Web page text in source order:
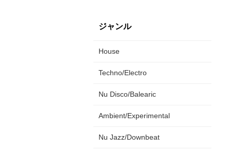
ジャンル
House
Techno/Electro
Nu Disco/Balearic
Ambient/Experimental
Nu Jazz/Downbeat